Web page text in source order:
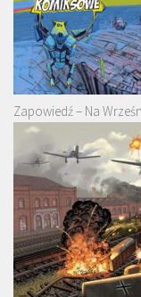
Zapowiedź – Na